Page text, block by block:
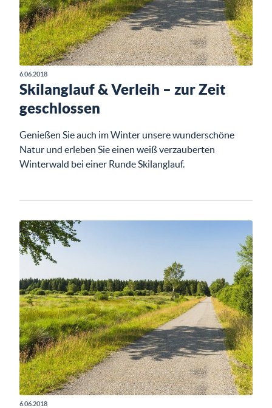
6.06.2018
Skilanglauf & Verleih – zur Zeit
geschlossen
Genießen Sie auch im Winter unsere wunderschöne
Natur und erleben Sie einen weiß verzauberten
Winterwald bei einer Runde Skilanglauf.
6.06.2018